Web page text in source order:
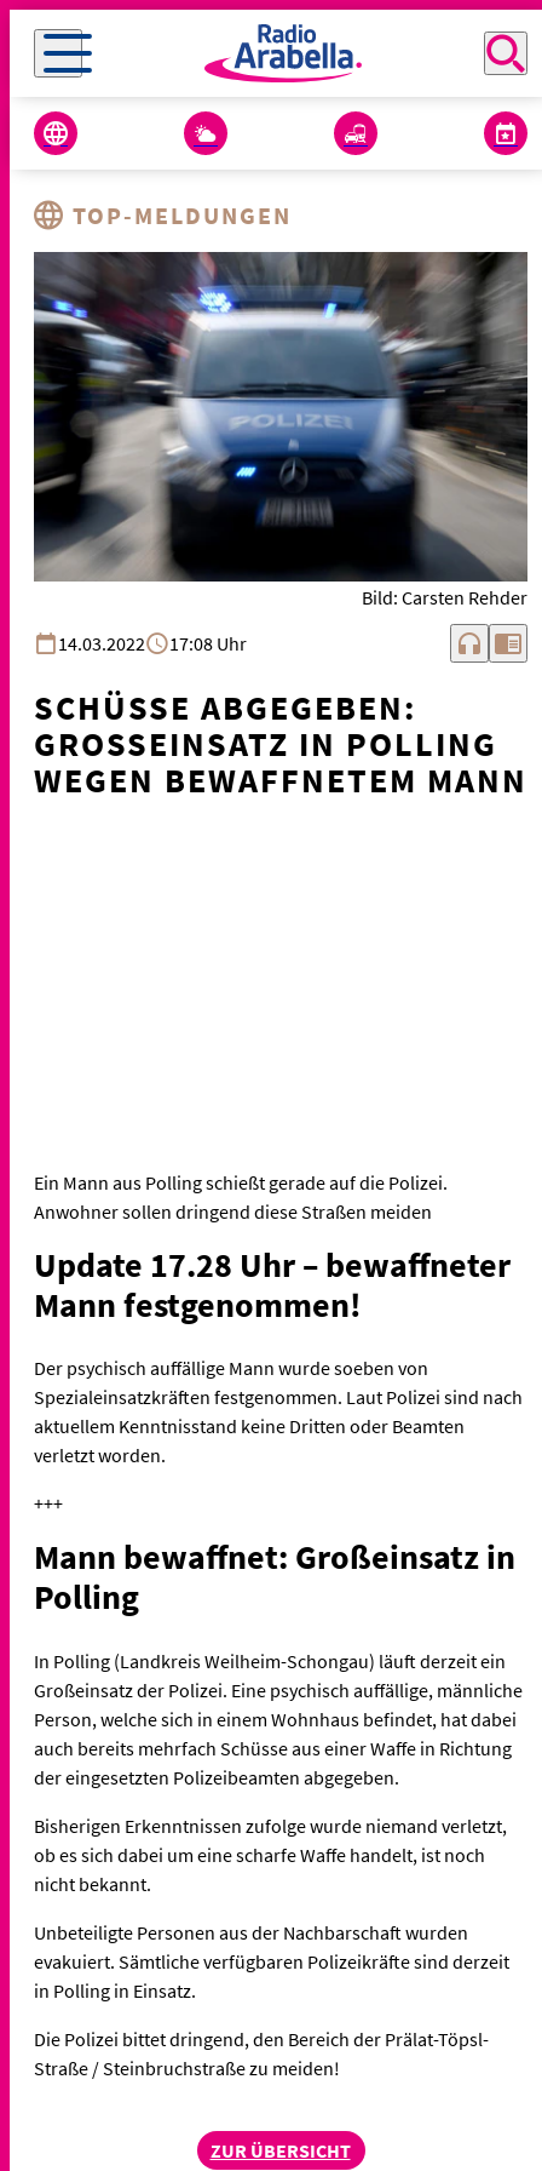
TOP-MELDUNGEN
Bild: Carsten Rehder
14.03.2022
17:08 Uhr headphones chrome_reader_mode
SCHÜSSE ABGEGEBEN:
GROSSEINSATZ IN POLLING W
EGEN BEWAFFNETEM MANN
Ein Mann aus Polling schießt gerade auf die Polizei.
Anwohner sollen dringend diese Straßen meiden
Update 17.28 Uhr – bewaffneter
Mann festgenommen!
Der psychisch auffällige Mann wurde soeben von
Spezialeinsatzkräften festgenommen. Laut Polizei sind nach
aktuellem Kenntnisstand keine Dritten oder Beamten
verletzt worden.
+++
Mann bewaffnet: Großeinsatz in
Polling
In Polling (Landkreis Weilheim-Schongau) läuft derzeit ein
Großeinsatz der Polizei. Eine psychisch auffällige, männliche
Person, welche sich in einem Wohnhaus befindet, hat dabei
auch bereits mehrfach Schüsse aus einer Waffe in Richtung
der eingesetzten Polizeibeamten abgegeben.
Bisherigen Erkenntnissen zufolge wurde niemand verletzt,
ob es sich dabei um eine scharfe Waffe handelt, ist noch
nicht bekannt.
Unbeteiligte Personen aus der Nachbarschaft wurden
evakuiert. Sämtliche verfügbaren Polizeikräfte sind derzeit
in Polling in Einsatz.
Die Polizei bittet dringend, den Bereich der Prälat-Töpsl-
Straße / Steinbruchstraße zu meiden!
ZUR ÜBERSICHT